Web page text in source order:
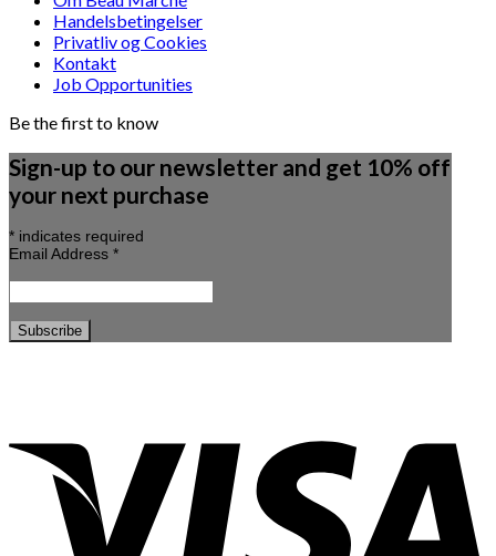
Handelsbetingelser
Privatliv og Cookies
Kontakt
Job Opportunities
Be the first to know
Sign-up to our newsletter and get 10% off
your next purchase
* indicates required
Email Address *